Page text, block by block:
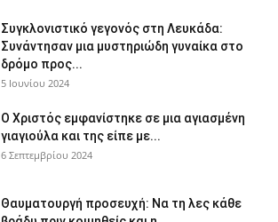
Συγκλονιστικό γεγονός στη Λευκάδα:
Συνάντησαν μια μυστηριώδη γυναίκα στο
δρόμο προς...
5 Ιουνίου 2024
Ο Χριστός εμφανίστηκε σε μια αγιασμένη
γιαγιούλα και της είπε με...
6 Σεπτεμβρίου 2024
Θαυματουργή προσευχή: Να τη λες κάθε